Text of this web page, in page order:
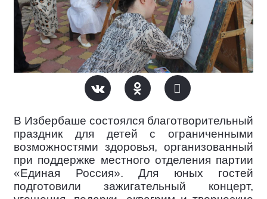
В Избербаше состоялся благотворительный
праздник для детей с ограниченными
возможностями здоровья, организованный
при поддержке местного отделения партии
«Единая Россия». Для юных гостей
подготовили зажигательный концерт,